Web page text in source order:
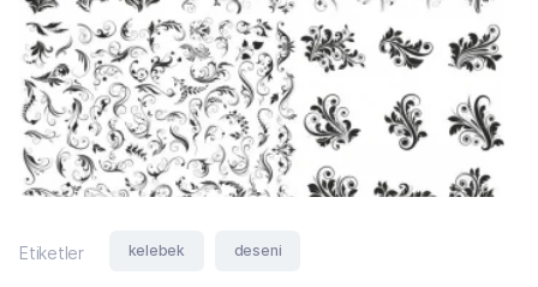
Etiketler kelebek deseni